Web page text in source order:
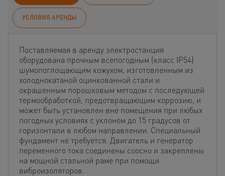
УСЛОВИЯ АРЕНДЫ
Поставляемая в аренду электростанция
оборудована прочным всепогодным (класс IP54)
шумопоглощающим кожухом, изготовленным из
холоднокатаной оцинкованной стали и
окрашенным порошковым методом с последующей
термообработкой, предотвращающим коррозию, и
может быть установлен вне помещения при любых
погодных условиях с уклоном до 15 градусов от
горизонтали в любом направлении. Специальный
фундамент не требуется. Двигатель и генератор
переменного тока соединены соосно и закреплены
на мощной стальной раме при помощи
виброизоляторов.